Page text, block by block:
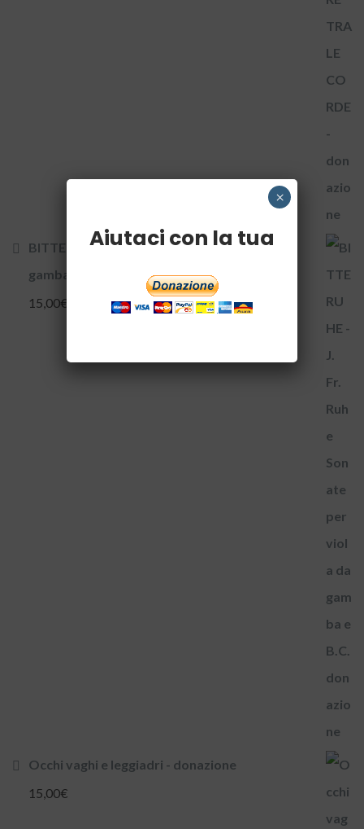
BITTE RUHE - J. Fr. Ruhe Sonate per viola da
gamba e B.C. donazione
15,00€
Occhi vaghi e leggiadri - donazione
15,00€
Aiutaci con la tua
×